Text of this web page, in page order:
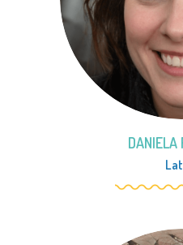
DANIELA